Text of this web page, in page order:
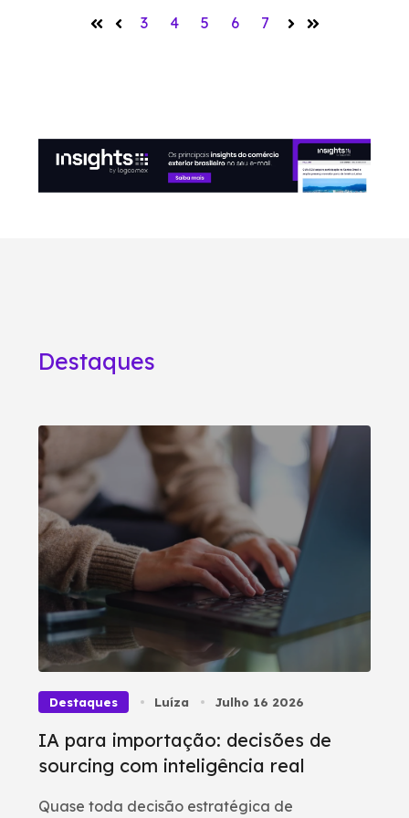
3 4 5 6 7
Destaques
Destaques Luíza Julho 16 2026
IA para importação: decisões de
sourcing com inteligência real
Quase toda decisão estratégica de